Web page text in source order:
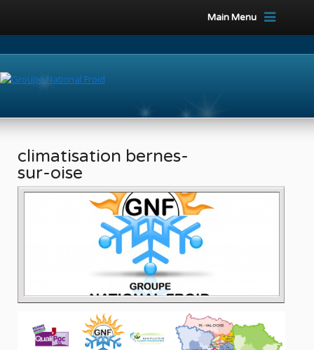
Main Menu
climatisation bernes-
sur-oise